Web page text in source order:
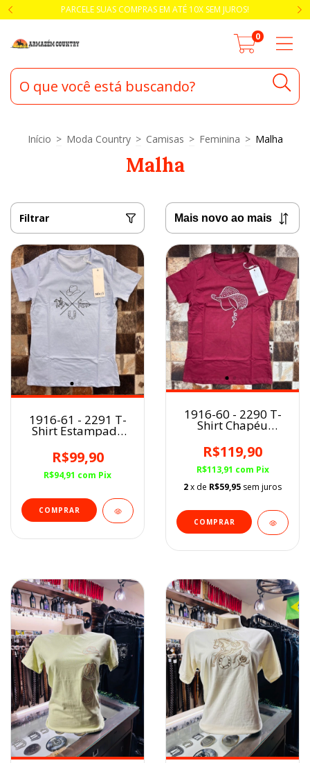
PARCELE SUAS COMPRAS EM ATÉ 10X SEM JUROS!
0
Início > Moda Country > Camisas > Feminina > Malha
Malha
Filtrar
1916-61 - 2291 T-
Shirt Estampada
Minuty
R$99,90
R$94,91 com Pix
COMPRAR
1916-60 - 2290 T-
Shirt Chapéu
Minuty
R$119,90
R$113,91 com Pix
2x de R$59,95 sem juros
COMPRAR